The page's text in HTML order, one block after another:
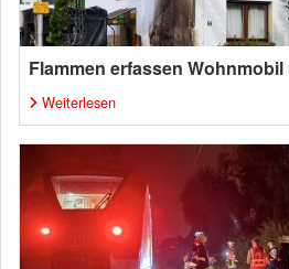
Flammen erfassen
Weiterlesen